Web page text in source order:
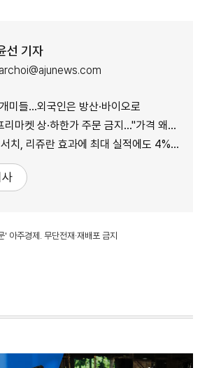
선 기자
미들…외국인은 방산·바이오로
마켓 상·하한가 주문 금지…"가격 왜곡 방지"
, 리쥬란 효과에 최대 실적에도 4%대 약세
아주경제. 무단전재·재배포 금지